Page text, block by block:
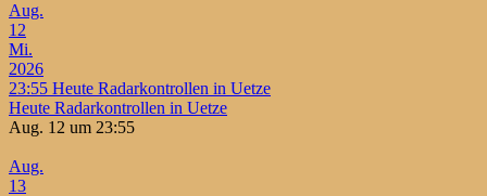
Aug.
12
Mi.
2026
23:55 Heute Radarkontrollen in Uetze
Heute Radarkontrollen in Uetze
Aug. 12 um 23:55
Aug.
13